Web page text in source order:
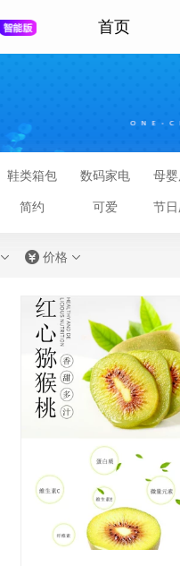
首页
鞋类箱包 数码家电 母
简约 可爱 节
  价格 